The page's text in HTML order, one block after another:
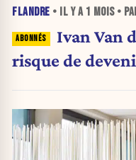
FLANDRE • IL Y A 1 MOIS•
Ivan Van
risque de